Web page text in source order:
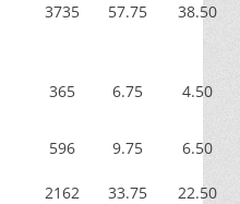
3735 57.75 38.50
365 6.75 4.50
596 9.75 6.50
2162 33.75 22.50